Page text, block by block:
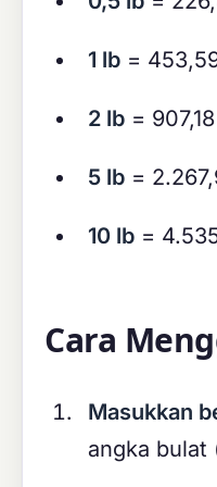
1 lb =
2 lb =
5 lb =
10 lb =
Cara
Masukkan
angka bulat